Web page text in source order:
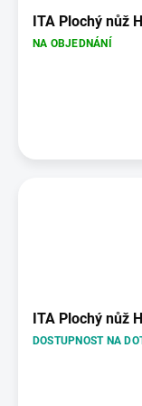
ITA Plochý nůž
NA OBJEDNÁNÍ
ITA Plochý nůž
DOSTUPNOST NA